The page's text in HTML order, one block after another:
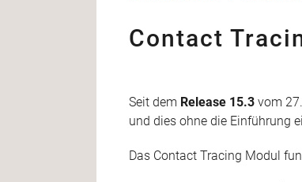
Contact
Seit dem Release 15.3 vom
und dies ohne die Einführung
Das Contact Tracing Modul